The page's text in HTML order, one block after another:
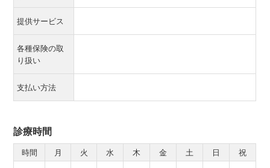
提供サービス
各種保険の取
り扱い
支払い方法
診療時間
時間 月 火 水 木 金 土 日
祝